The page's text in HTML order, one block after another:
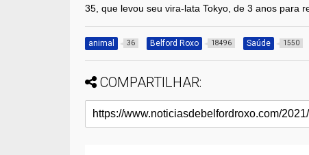
35, que levou seu vira-lata Tokyo, de 3 anos para
animal 36 Belford Roxo 18496 Saúde 1550
COMPARTILHAR: